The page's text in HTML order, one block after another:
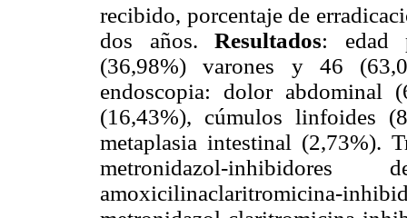
recibido, porcentaje de
dos años. Resultados: edad
(36,98%) varones y 46
endoscopia: dolor abdominal
(16,43%), cúmulos linfoides
metaplasia intestinal (2,73%).
metronidazol-
amoxicilinaclaritromicina-